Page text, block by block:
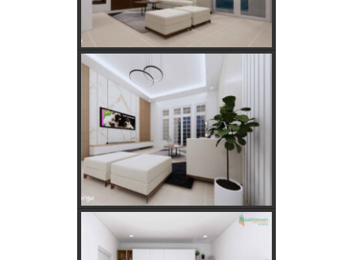
Rahasia Memilih Hari Baik untuk Membangun Rumah Menurut
Hitungan Jawa
Keajaiban Lukisan Panen Padi dalam Feng Shui
Mimpi Tikus Masuk Rumah: Apa Makna Sebenarnya?
Fungsi dan Ukuran MCB dalam Sistem Kelistrikan
Apakah Feng Shui Buruk Jika Memiliki Tanaman Hias Palsu?